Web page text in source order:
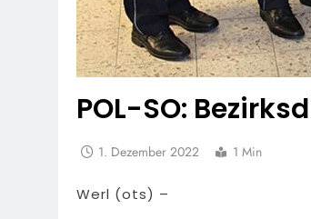
POL-SO:
1. Dezember 2022 1 Min
Werl (ots) –